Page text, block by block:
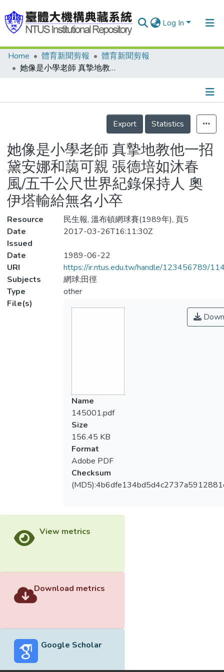
Log In
Communities & Collections
Statistics
Home 體育新聞剪報
體育新聞剪報
她像是小學老師 真摯地教他一招 黛安娜和藹可親 張德培如沐春風/五千公尺世界紀錄保持人 奧伊塔輸給無名小卒
Details
Export
Statistics
她像是小學老師 真摯地教他一招
黛安娜和藹可親 張德培如沐春
風/五千公尺世界紀錄保持人 奧
伊塔輸給無名小卒
Resource
民生報, 溫布頓網球賽(1989年), 頁5
Date
Issued
2017-03-26T16:11:30Z
Date
1989-06-22
URI
https://ir.ntus.edu.tw/handle/123456789/
Subjects
網球;田徑
Type
other
File(s)
Name
145001.pdf
Size
156.45 KB
Format
Adobe PDF
Checksum
View metrics
Download metrics
Google Scholar